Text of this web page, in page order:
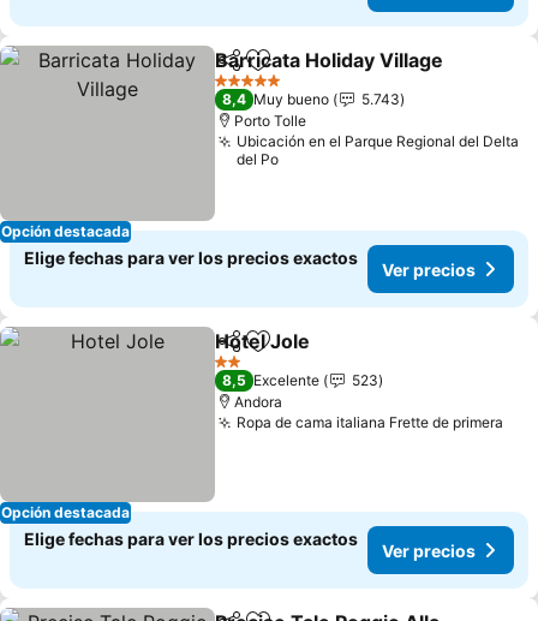
Opción destacada
CompartirAgregar a favoritos
Barricata Holiday Village
5 Estrellas
8,4 Muy bueno
5.743
Porto Tolle
Ubicación en el Parque Regional del Delta
del Po
Elige fechas para ver los precios exactos
Ver precios
Opción destacada
CompartirAgregar a favoritos
Hotel Jole
2 Estrellas
8,5 Excelente
523
Andora
Ropa de cama italiana Frette de primera
Elige fechas para ver los precios exactos
Ver precios